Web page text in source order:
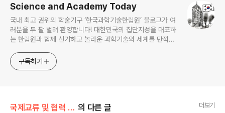
Science and Academy Today
국내 최고 권위의 학술기구 ‘한국과학기술한림원’ 블로그가 여
러분을 두 팔 벌려 환영합니다! 대한민국의 집단지성을 대표하
는 한림원과 함께 신기하고 놀라운 과학기술의 세계를 만끽하
구독하기
국제교류 및 협력 증진/국제심포지엄 의 다른 글 더보기